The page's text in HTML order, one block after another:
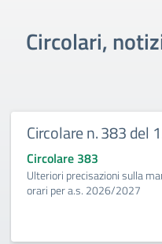
Circolari,
Circolare n. 383 del
Circolare 383
Ulteriori precisazioni sulla
orari per a.s. 2026/2027